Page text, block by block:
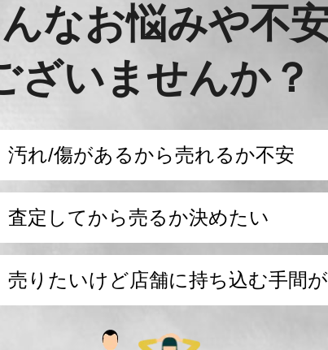
なお悩みや不
ざいませんか？
汚れ/傷があるから売れるか不安
査定してから売るか決めたい
売りたいけど店舗に持ち込む手間